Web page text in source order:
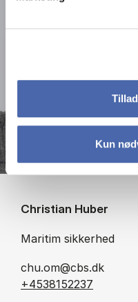
Kun
Christian Huber
Maritim sikkerhed
chu.om@cbs.dk
+4538152237